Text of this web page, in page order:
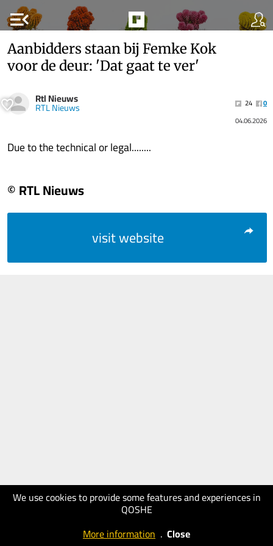
menu_open
We use cookies to provide some features and experiences in
QOSHE
More information . Close
Aanbidders staan bij Femke Kok
voor de deur: 'Dat gaat te ver'
Rtl Nieuws
RTL Nieuws 24
0
04.06.2026
Due to the technical or legal........
© RTL Nieuws
visit website